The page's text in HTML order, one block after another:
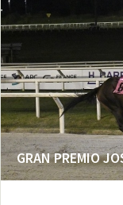
GRAN PREMIO